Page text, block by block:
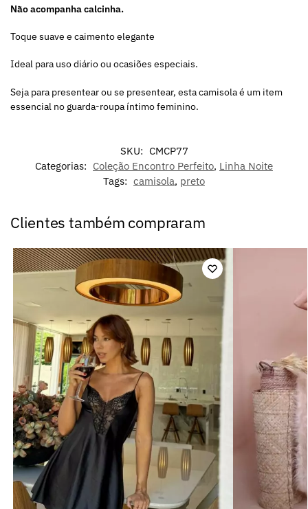
Não acompanha calcinha.
Toque suave e caimento elegante
Ideal para uso diário ou ocasiões especiais.
Seja para presentear ou se presentear, esta camisola é um item
essencial no guarda-roupa íntimo feminino.
SKU: CMCP77
Categorias: Coleção Encontro Perfeito, Linha Noite
Tags: camisola, preto
Clientes também compraram